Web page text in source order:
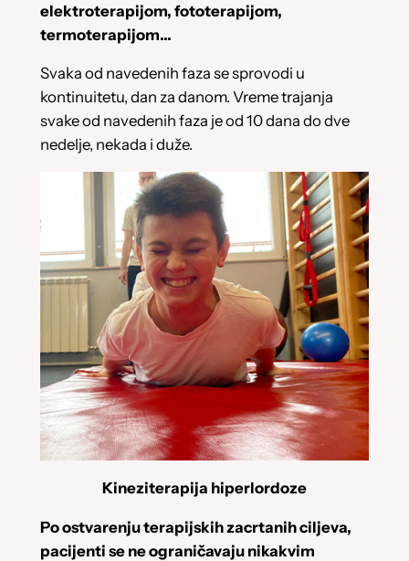
elektroterapijom, fototerapijom,
termoterapijom…
Svaka od navedenih faza se sprovodi u
kontinuitetu, dan za danom. Vreme trajanja
svake od navedenih faza je od 10 dana do dve
nedelje, nekada i duže.
Kineziterapija hiperlordoze
Po ostvarenju terapijskih zacrtanih ciljeva,
pacijenti se ne ograničavaju nikakvim